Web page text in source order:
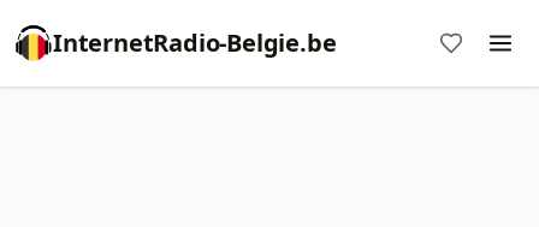
InternetRadio-Belgie.be